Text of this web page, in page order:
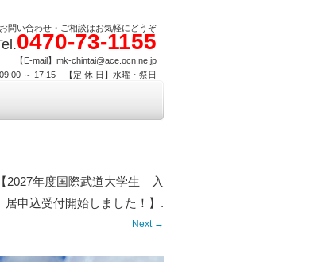
お問い合わせ・ご相談はお気軽にどうぞ
0470-73-1155
【E-mail】mk-chintai@ace.ocn.ne.jp
09:00 ～ 17:15 【定 休 日】水曜・祭日
2027年度国際武道大学生 入
居申込受付開始しました！】 .
Next →